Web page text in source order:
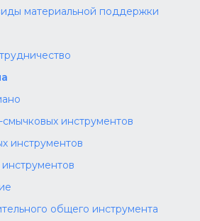
материальной поддержки
инструментов
инструментов
общего инструмента